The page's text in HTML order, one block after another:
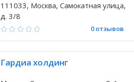
111033, Москва, Самокатная улица,
д. 3/8
0 отзывов
Гардиа холдинг